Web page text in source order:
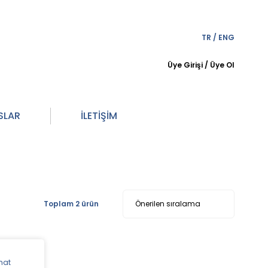
TR / ENG
Üye Girişi / Üye Ol
İLETİŞİM
Toplam 2 ürün